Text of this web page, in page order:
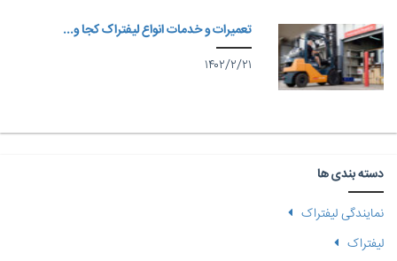
تعمیرات و خدمات انواع لیفتراک کجا و...
۱۴۰۲/۲/۲۱
دسته بندی ها
نمایندگی لیفتراک
لیفتراک